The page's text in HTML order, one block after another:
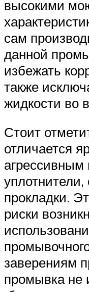
высокими
сам
данной
избежать
также
жидкости во
Стоит
отличается
агрессивным
уплотнители,
прокладки.
риски
заверениям
промывка не